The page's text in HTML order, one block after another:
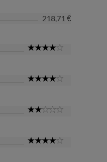
218,71 €